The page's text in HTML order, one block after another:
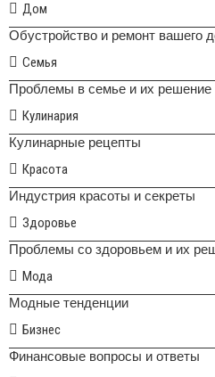
Дом
Обустройство и ремонт вашего
Семья
Проблемы в семье и их решение
Кулинария
Кулинарные рецепты
Красота
Индустрия красоты и секреты
Здоровье
Проблемы со здоровьем и их
Мода
Модные тенденции
Бизнес
Финансовые вопросы и ответы